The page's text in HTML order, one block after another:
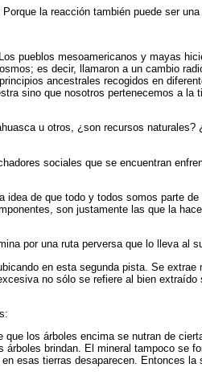
la reacción también puede ser una
pueblos mesoamericanos y mayas
es decir, llamaron a un cambio
ancestrales recogidos en
sino que nosotros pertenecemos a la
u otros, ¿son recursos
sociales que se encuentran
idea de que todo y todos somos parte de
son justamente las que la
por una ruta perversa que lo lleva al
en esta segunda pista. Se extrae
no sólo se refiere al bien
los árboles encima se nutran de
brindan. El mineral tampoco se
esas tierras desaparecen. Entonces la